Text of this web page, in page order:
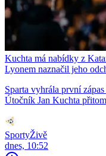
Kuchta má nabídky z
Lyonem naznačil jeho
Sparta vyhrála první
Útočník Jan Kuchta
SportyŽivě
dnes, 10:52